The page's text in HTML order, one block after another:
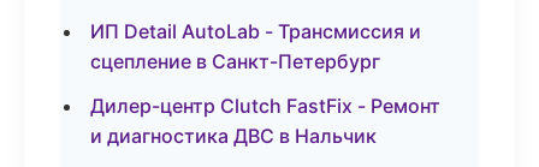
ИП Detail AutoLab - Трансмиссия и
сцепление в Санкт-Петербург
Дилер-центр Clutch FastFix - Ремонт
и диагностика ДВС в Нальчик